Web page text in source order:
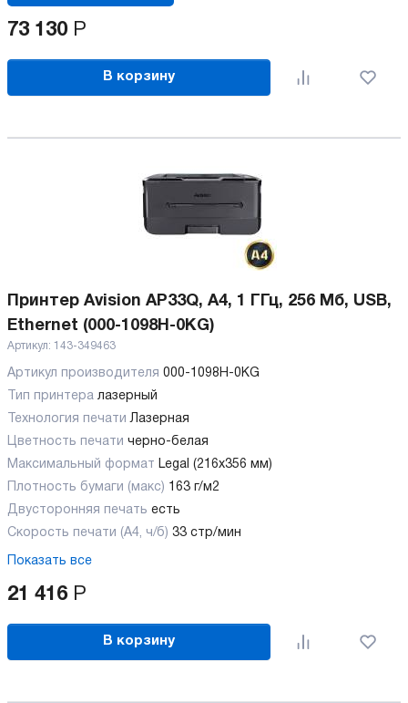
73 130 Р
В корзину
Принтер Avision AP33Q, А4, 1 ГГц, 256 Мб, USB,
Ethernet (000-1098H-0KG)
Артикул: 143-349463
Артикул производителя 000-1098H-0KG
Тип принтера лазерный
Технология печати Лазерная
Цветность печати черно-белая
Максимальный формат Legal (216x356 мм)
Плотность бумаги (макс) 163 г/м2
Двусторонняя печать есть
Скорость печати (А4, ч/б) 33 стр/мин
Показать все
21 416 Р
В корзину